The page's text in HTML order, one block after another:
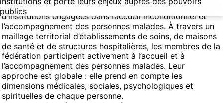
publics
Le champ de la santé de la FEP regroupe une quarantaine
d’institutions engagées dans l’accueil inconditionnel et
l’accompagnement des personnes malades. À travers un
maillage territorial d’établissements de soins, de maisons
de santé et de structures hospitalières, les membres de la
fédération participent activement à l’accueil et à
l’accompagnement des personnes malades. Leur
approche est globale : elle prend en compte les
dimensions médicales, sociales, psychologiques et
spirituelles de chaque personne.